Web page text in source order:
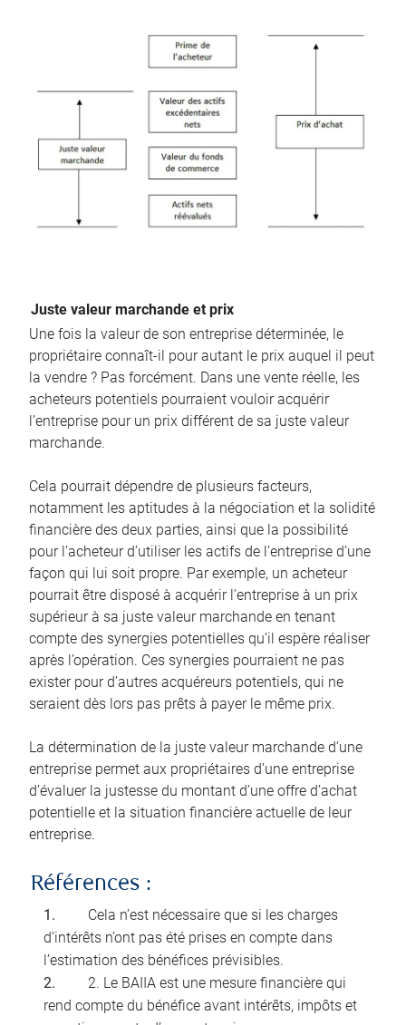
Juste valeur marchande et prix
Une fois la valeur de son entreprise déterminée, le
propriétaire connaît-il pour autant le prix auquel il peut
la vendre ? Pas forcément. Dans une vente réelle, les
acheteurs potentiels pourraient vouloir acquérir
l’entreprise pour un prix différent de sa juste valeur
marchande.
Cela pourrait dépendre de plusieurs facteurs,
notamment les aptitudes à la négociation et la solidité
financière des deux parties, ainsi que la possibilité
pour l’acheteur d’utiliser les actifs de l’entreprise d’une
façon qui lui soit propre. Par exemple, un acheteur
pourrait être disposé à acquérir l’entreprise à un prix
supérieur à sa juste valeur marchande en tenant
compte des synergies potentielles qu’il espère réaliser
après l’opération. Ces synergies pourraient ne pas
exister pour d’autres acquéreurs potentiels, qui ne
seraient dès lors pas prêts à payer le même prix.
La détermination de la juste valeur marchande d’une
entreprise permet aux propriétaires d’une entreprise
d’évaluer la justesse du montant d’une offre d’achat
potentielle et la situation financière actuelle de leur
entreprise.
Références :
Cela n’est nécessaire que si les charges
d’intérêts n’ont pas été prises en compte dans
l’estimation des bénéfices prévisibles.
2. Le BAIIA est une mesure financière qui
rend compte du bénéfice avant intérêts, impôts et